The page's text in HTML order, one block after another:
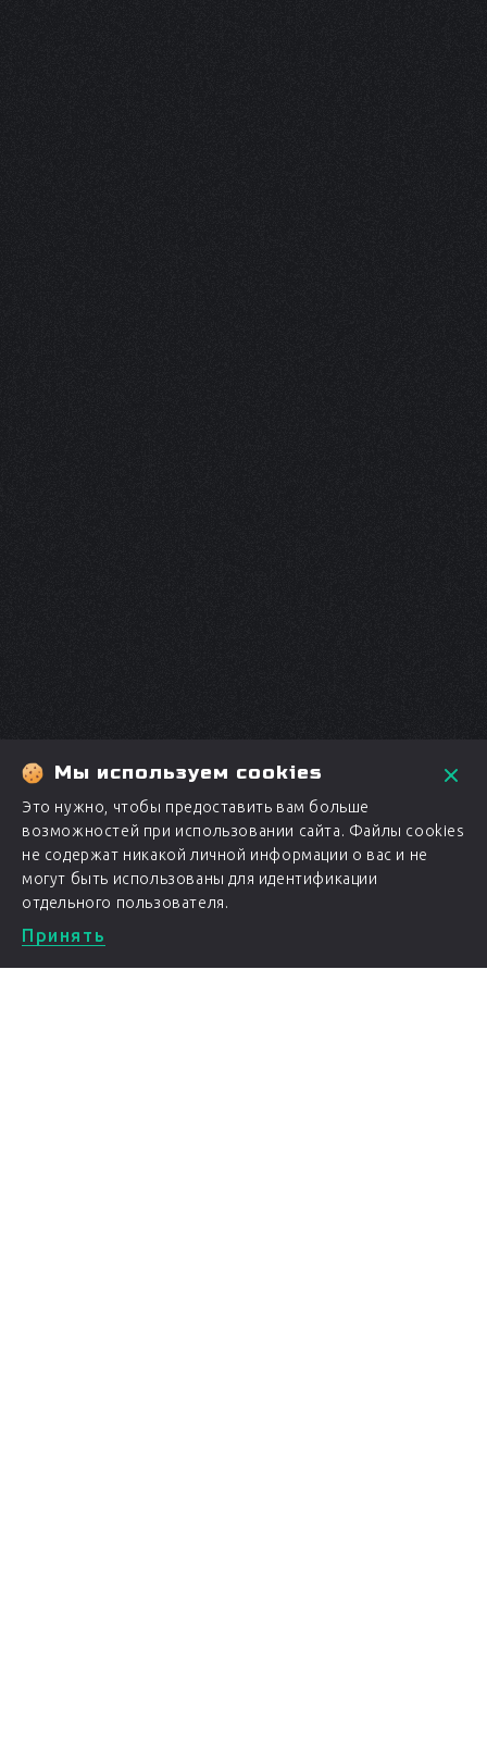
Мы используем cookies
Это нужно, чтобы предоставить вам больше
возможностей при использовании сайта. Файлы cookies
не содержат никакой личной информации о вас и не
могут быть использованы для идентификации
отдельного пользователя.
Принять